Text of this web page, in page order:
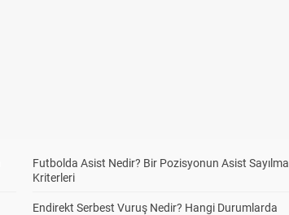
Futbolda Asist Nedir? Bir Pozisyonun Asist Sayılma
Kriterleri
Endirekt Serbest Vuruş Nedir? Hangi Durumlarda